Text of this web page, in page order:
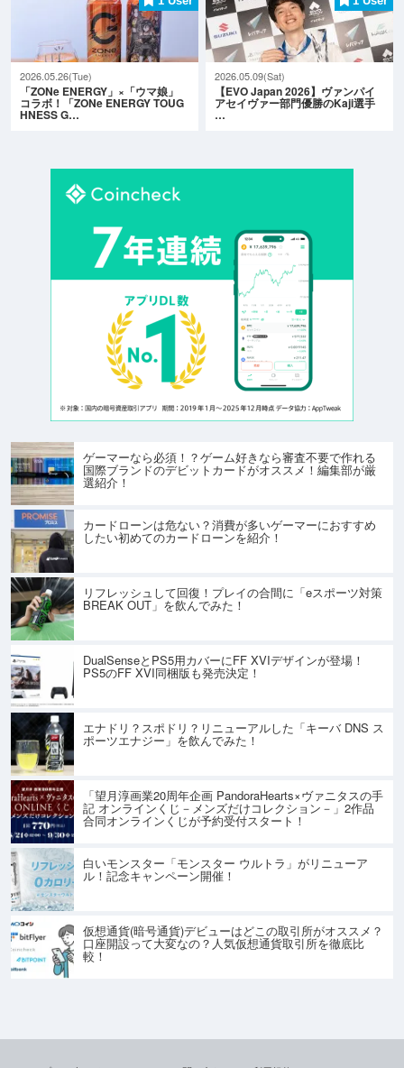
2026.05.26(Tue)
「ZONe ENERGY」×「ウマ娘」
コラボ！「ZONe ENERGY TOUG
HNESS G…
2026.05.09(Sat)
【EVO Japan 2026】ヴァンパイ
アセイヴァー部門優勝のKaji選手
…
ゲーマーなら必須！？ゲーム好きなら審査不要で作れる
国際ブランドのデビットカードがオススメ！編集部が厳
選紹介！
カードローンは危ない？消費が多いゲーマーにおすすめ
したい初めてのカードローンを紹介！
リフレッシュして回復！プレイの合間に「eスポーツ対策
BREAK OUT」を飲んでみた！
DualSenseとPS5用カバーにFF XVIデザインが登場！
PS5のFF XVI同梱版も発売決定！
エナドリ？スポドリ？リニューアルした「キーバ DNS ス
ポーツエナジー」を飲んでみた！
「望月淳画業20周年企画 PandoraHearts×ヴァニタスの手
記 オンラインくじ－メンズだけコレクション－」2作品
合同オンラインくじが予約受付スタート！
白いモンスター「モンスター ウルトラ」がリニューア
ル！記念キャンペーン開催！
仮想通貨(暗号通貨)デビューはどこの取引所がオススメ？
口座開設って大変なの？人気仮想通貨取引所を徹底比
較！